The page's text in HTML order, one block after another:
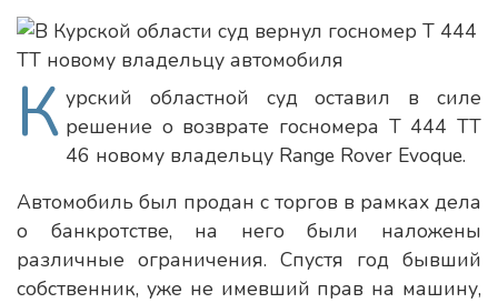
К урский областной суд оставил в силе
решение о возврате госномера Т 444 ТТ
46 новому владельцу Range Rover Evoque.
Автомобиль был продан с торгов в рамках дела
о банкротстве, на него были наложены
различные ограничения. Спустя год бывший
собственник, уже не имевший прав на машину,